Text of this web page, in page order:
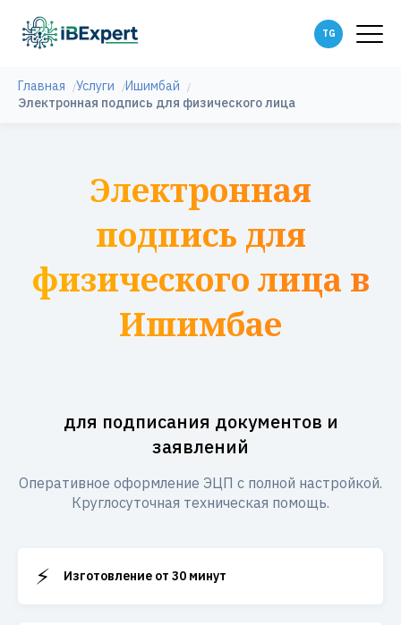
Главная Услуги
Ишимбай
Электронная подпись для физического лица
Электронная
подпись для
физического лица в
Ишимбае
для подписания документов и
заявлений
Оперативное оформление ЭЦП с полной настройкой.
Круглосуточная техническая помощь.
⚡ Изготовление от 30 минут